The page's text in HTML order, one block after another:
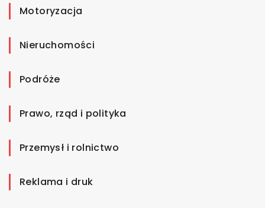
Motoryzacja
Nieruchomości
Podróże
Prawo, rząd i polityka
Przemysł i rolnictwo
Reklama i druk